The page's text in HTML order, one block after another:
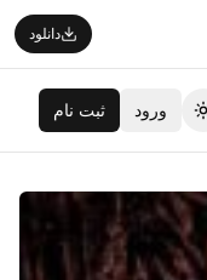
دانلود
تغییر تم
ورود ثبت نام